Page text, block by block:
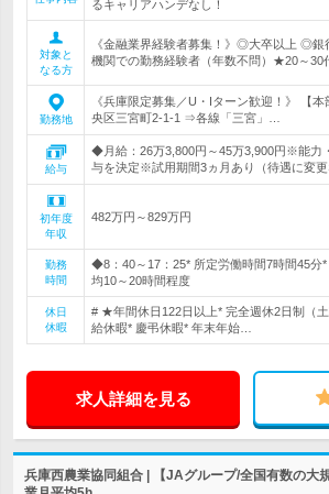
るキャリアハンデなし！
対象と
なる方
《金融業界経験者募集！》◎大卒以上 ◎銀
機関での勤務経験者（年数不問）★20～30
勤務地
《兵庫限定募集／U・Iターン歓迎！》 【
央区三宮町2-1-1 ⇒各線「三宮」…
給与
◆月給：26万3,800円～45万3,900円※能力
与を決定※試用期間3ヵ月あり（待遇に変更
初年度
年収
482万円～829万円
勤務
時間
◆8：40～17：25* 所定労働時間7時間45分
均10～20時間程度
休日
休暇
# ★年間休日122日以上* 完全週休2日制（
給休暇* 慶弔休暇* 年末年始…
求人詳細を見る
兵庫西農業協同組合 | 【JAグループ/全国有数の大